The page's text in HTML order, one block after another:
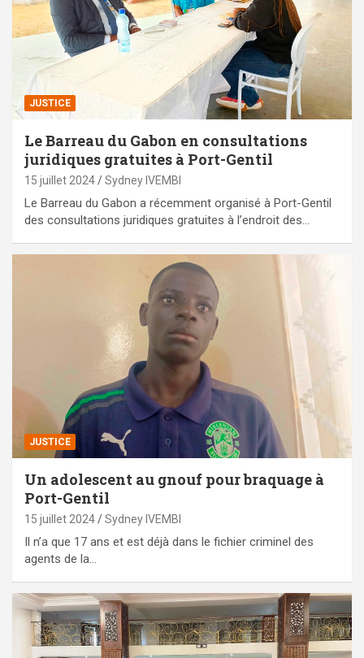
JUSTICE
Le Barreau du Gabon en consultations
juridiques gratuites à Port-Gentil
15 juillet 2024 Sydney IVEMBI
Le Barreau du Gabon a récemment organisé à Port-Gentil
des consultations juridiques gratuites à l’endroit des…
JUSTICE
Un adolescent au gnouf pour braquage à
Port-Gentil
15 juillet 2024 Sydney IVEMBI
Il n’a que 17 ans et est déjà dans le fichier criminel des
agents de la…